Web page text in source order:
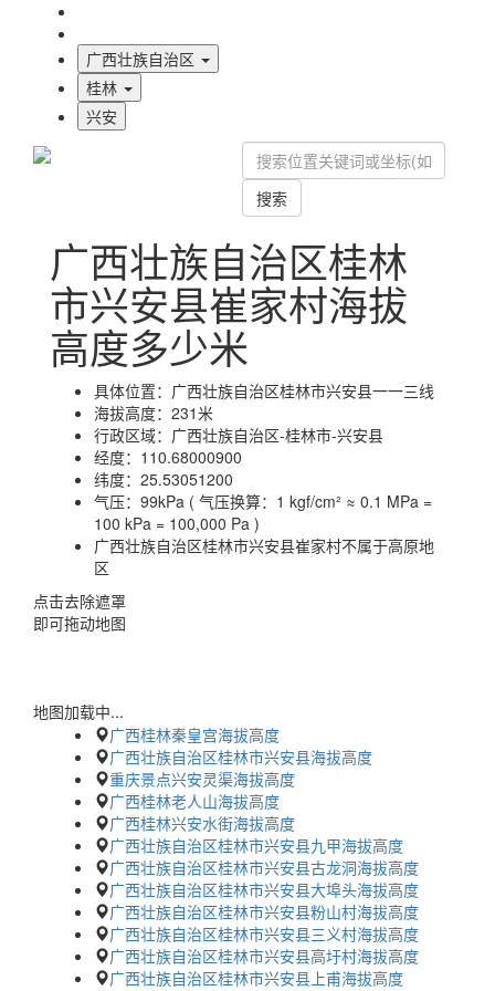
广西壮族自治区
桂林
兴安
搜索
广西壮族自治区桂林
市兴安县崔家村海拔
高度多少米
具体位置： 广西壮族自治区桂林市兴安县一一三线
海拔高度： 231米
行政区域： 广西壮族自治区-桂林市-兴安县
经度： 110.68000900
纬度： 25.53051200
气压： 99kPa ( 气压换算：1 kgf/cm² ≈ 0.1 MPa =
100 kPa = 100,000 Pa )
广西壮族自治区桂林市兴安县崔家村不属于高原地
区
点击去除遮罩
即可拖动地图
地图加载中...
广西桂林秦皇宫海拔高度
广西壮族自治区桂林市兴安县海拔高度
重庆景点兴安灵渠海拔高度
广西桂林老人山海拔高度
广西桂林兴安水街海拔高度
广西壮族自治区桂林市兴安县九甲海拔高度
广西壮族自治区桂林市兴安县古龙洞海拔高度
广西壮族自治区桂林市兴安县大埠头海拔高度
广西壮族自治区桂林市兴安县粉山村海拔高度
广西壮族自治区桂林市兴安县三义村海拔高度
广西壮族自治区桂林市兴安县高圩村海拔高度
广西壮族自治区桂林市兴安县上甫海拔高度